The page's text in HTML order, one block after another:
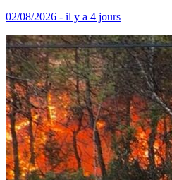
02/08/2026 - il y a 4 jours